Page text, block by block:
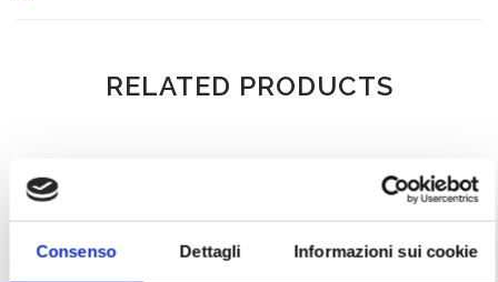
Consenso Dettagli Informazioni sui cookie
RELATED PRODUCTS